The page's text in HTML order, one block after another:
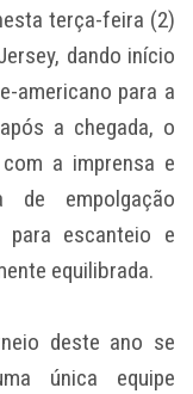
terça-feira (2)
dando início
americano para a
a chegada, o
a imprensa e
empolgação
para escanteio e
equilibrada.
deste ano se
única equipe